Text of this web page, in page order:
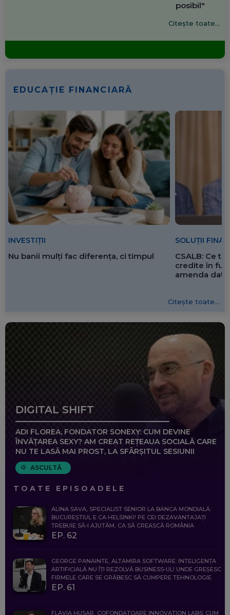
posibil"
Citește toate...
EDUCAȚIE FINANCIARĂ
INVESTIȚII
Nu banii mulți fac diferența, ci timpul
SOLUȚII
CSALB: Ce
credite în
amenda
Citește toate...
DIGITAL SHIFT
ADI FLOREA, FONDATOR SONEXY: CUM DEVINE
ÎNVĂȚAREA SEXY? AM CREAT REȚEAUA SOCIALĂ CARE
NU TE LASĂ MAI PROST, LA SFÂRȘITUL SESIUNII
ASCULTĂ
TOATE EPISOADELE
ALINA SAVA, SPECIALIST SENIOR LA BANCA MONDIALĂ:
BUCUREȘTIUL E CA HELSINKI! PE CEI DEZAVANTAJAȚI
TREBUIE SĂ-I AJUTĂM, CA SĂ CREASCĂ ROMÂNIA
EP. 62
GEORGE PANAINTE, ALTAMIRA SOFTWARE: INTELIGENȚA
ARTIFICIALĂ NU ÎȚI REZOLVĂ BUSINESS-UL! UNDE GREȘESC
FIRMELE CARE SE GRĂBESC SĂ CUMPERE TEHNOLOGIE
EP. 61
FLAVIA HUSAR, COFONDATOARE INNOVATION LABS: CUM